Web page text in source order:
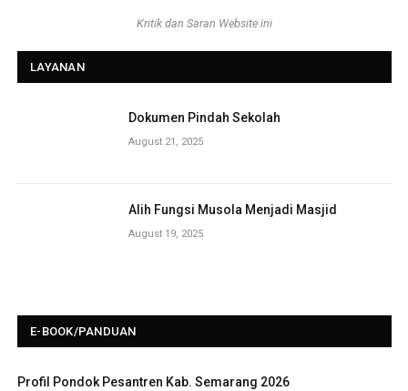
Kritik dan Saran Website ini
LAYANAN
Dokumen Pindah Sekolah
August 21, 2025
Alih Fungsi Musola Menjadi Masjid
August 19, 2025
E-BOOK/PANDUAN
Profil Pondok Pesantren Kab. Semarang 2026